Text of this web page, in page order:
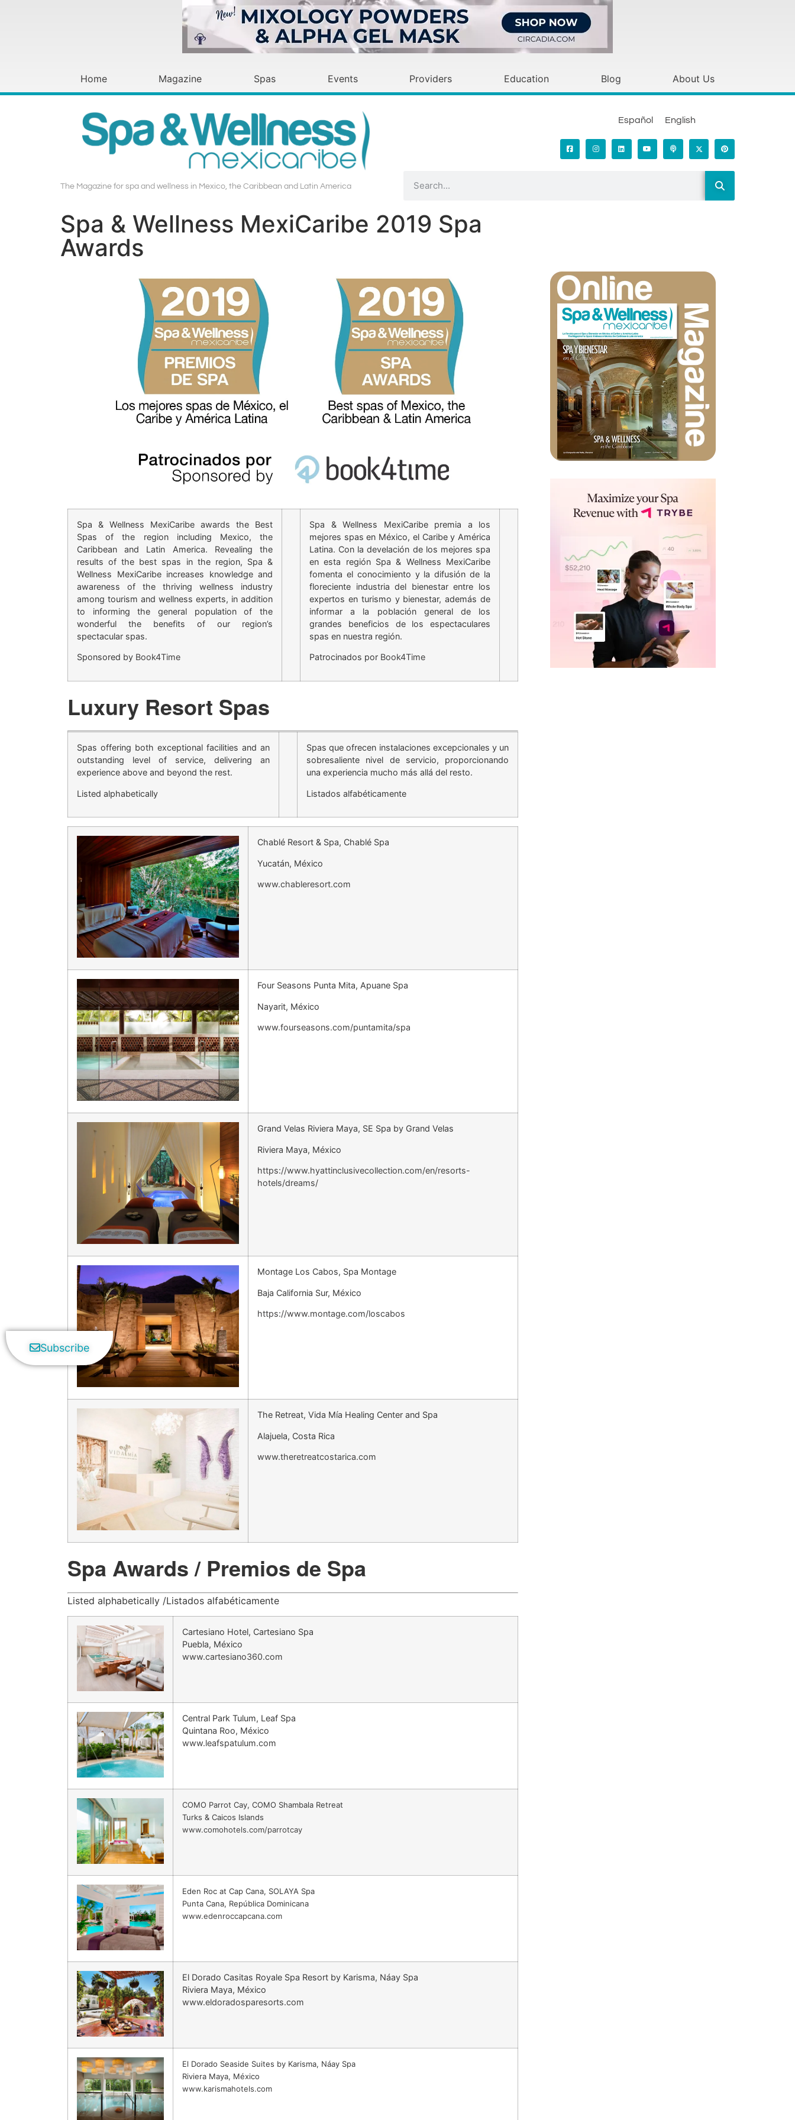
Home Magazine Spas Events Providers Education Blog About Us
The Magazine for spa and wellness in Mexico, the Caribbean and Latin America​
Español English
Spa & Wellness MexiCaribe 2019 Spa
Awards
Spa & Wellness MexiCaribe awards the Best
Spas of the region including Mexico, the
Caribbean and Latin America. Revealing the
results of the best spas in the region, Spa &
Wellness MexiCaribe increases knowledge and
awareness of the thriving wellness industry
among tourism and wellness experts, in addition
to informing the general population of the
wonderful the benefits of our region’s
spectacular spas.
Sponsored by Book4Time
Spa & Wellness MexiCaribe premia a los
mejores spas en México, el Caribe y América
Latina. Con la develación de los mejores spa
en esta región Spa & Wellness MexiCaribe
fomenta el conocimiento y la difusión de la
floreciente industria del bienestar entre los
expertos en turismo y bienestar, además de
informar a la población general de los
grandes beneficios de los espectaculares
spas en nuestra región.
Patrocinados por Book4Time
Luxury Resort Spas
Spas offering both exceptional facilities and an
outstanding level of service, delivering an
experience above and beyond the rest.
Listed alphabetically
Spas que ofrecen instalaciones excepcionales y un
sobresaliente nivel de servicio, proporcionando
una experiencia mucho más allá del resto.
Listados alfabéticamente
Chablé Resort & Spa, Chablé Spa
Yucatán, México
www.chableresort.com
Four Seasons Punta Mita, Apuane Spa
Nayarit, México
www.fourseasons.com/puntamita/spa
Grand Velas Riviera Maya, SE Spa by Grand Velas
Riviera Maya, México
https://www.hyattinclusivecollection.com/en/resorts-
hotels/dreams/
Montage Los Cabos, Spa Montage
Baja California Sur, México
https://www.montage.com/loscabos
The Retreat, Vida Mía Healing Center and Spa
Alajuela, Costa Rica
www.theretreatcostarica.com
Spa Awards / Premios de Spa
Listed alphabetically /Listados alfabéticamente
Cartesiano Hotel, Cartesiano Spa
Puebla, México
www.cartesiano360.com
Central Park Tulum, Leaf Spa
Quintana Roo, México
www.leafspatulum.com
COMO Parrot Cay, COMO Shambala Retreat
Turks & Caicos Islands
www.comohotels.com/parrotcay
Eden Roc at Cap Cana, SOLAYA Spa
Punta Cana, República Dominicana
www.edenroccapcana.com
El Dorado Casitas Royale Spa Resort by Karisma, Náay Spa
Riviera Maya, México
www.eldoradosparesorts.com
El Dorado Seaside Suites by Karisma, Náay Spa
Riviera Maya, México
www.karismahotels.com
Subscribe